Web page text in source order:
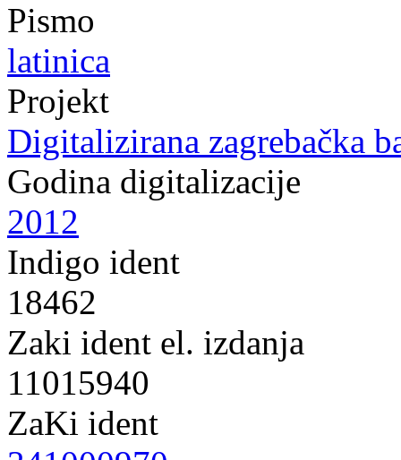
Pismo
latinica
Projekt
Digitalizirana zagrebačka
Godina digitalizacije
2012
Indigo ident
18462
Zaki ident el. izdanja
11015940
ZaKi ident